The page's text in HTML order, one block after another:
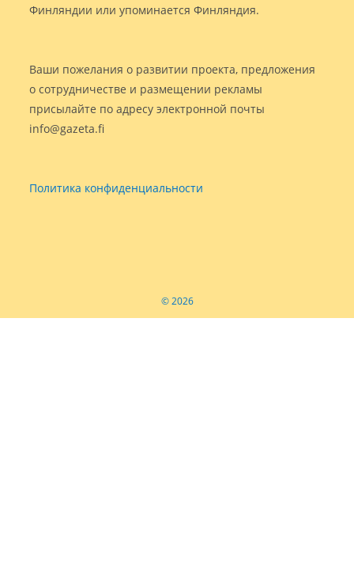
Финляндии или упоминается Финляндия.
Ваши пожелания о развитии проекта, предложения
о сотрудничестве и размещении рекламы
присылайте по адресу электронной почты
info@gazeta.fi
Политика конфиденциальности
© 2026